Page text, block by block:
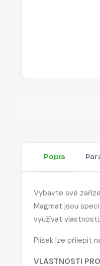
Popis
Vybavte své
Magmat jsou
využívat
Plíšek lze přilepit
VLASTNOSTI